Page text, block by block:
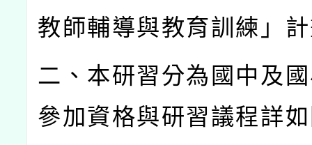
教師輔導與教育訓練」
二、本研習分為國中及
參加資格與研習議程詳